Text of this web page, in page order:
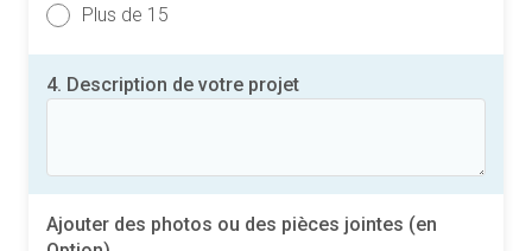
Plus de 15
4. Description de votre projet
Ajouter des photos ou des pièces jointes (en